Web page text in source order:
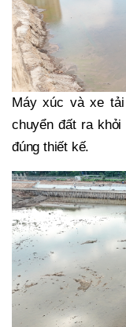
Máy xúc và xe
chuyển đất ra
đúng thiết kế.